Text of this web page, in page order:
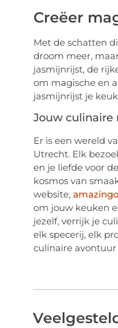
Creëer
Met de schatten
droom meer,
jasmijnrijst, de
om magische en
jasmijnrijst je
Jouw culinaire
Er is een wereld
Utrecht. Elk
en je liefde voor
kosmos van
website,
om jouw keuken
jezelf, verrijk je
elk specerij, elk
culinaire avontuur